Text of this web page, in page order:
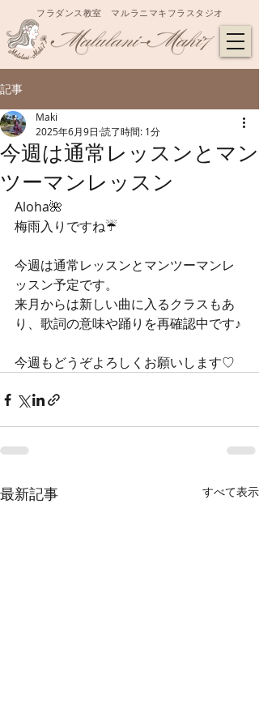
フラダンス教室 マルラニマキフラスタジオ
記事
今週は通常レッスンとマン
ツーマンレッスン
Maki
2025年6月9日 読了時間: 1分
Aloha🌺
梅雨入りですね☔️
今週は通常レッスンとマンツーマンレ
ッスン予定です。
来月からは新しい曲に入るクラスもあ
り、歌詞の意味や踊りを再確認中です♪
今週もどうぞよろしくお願いします♡
最新記事 すべて表示